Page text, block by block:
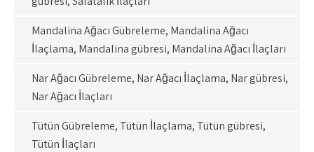
Mandalina Ağacı Gübreleme, Mandalina Ağacı
İlaçlama, Mandalina gübresi, Mandalina Ağacı İlaçları
Nar Ağacı Gübreleme, Nar Ağacı İlaçlama, Nar gübresi,
Nar Ağacı İlaçları
Tütün Gübreleme, Tütün İlaçlama, Tütün gübresi,
Tütün İlaçları